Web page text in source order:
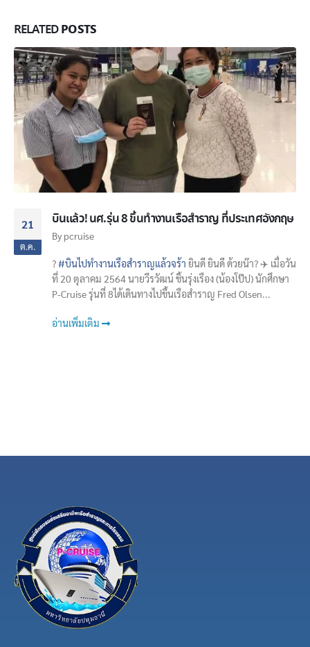
RELATEDPOSTS
21
ต.ค.
บินแล้ว! นศ.รุ่น 8 ขึ้นทำงานเรือสำราญ ที่ประเทศอังกฤษ
By pcruise
?#บินไปทำงานเรือสำราญแล้วจร้า ยินดี ยินดี ด้วยน๊า? ✈️ เมื่อวัน
ที่ 20 ตุลาคม 2564 นายวีรวัฒน์​ ชิ้น​รุ่งเรือง​ (น้องโป๊ป)​ นักศึกษา​
P-Cruise รุ่นที่ 8 ​ได้เดินทางไปขึ้นเรือสำราญ Fred​ Olsen​...
อ่านเพิ่มเติม